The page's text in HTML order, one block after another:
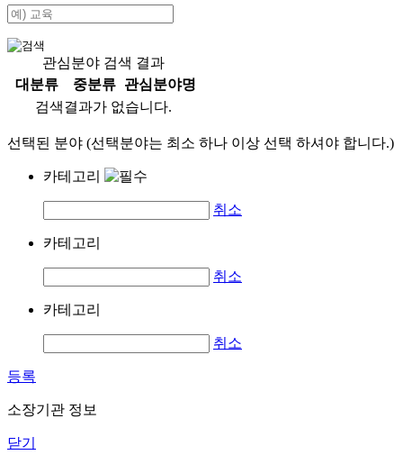
관심분야 검색 결과
대분류
중분류
관심분야명
검색결과가 없습니다.
선택된 분야 (선택분야는 최소 하나 이상 선택 하셔야 합니다.)
카테고리
취소
카테고리
취소
카테고리
취소
등록
소장기관 정보
닫기